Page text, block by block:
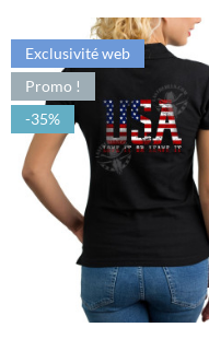
Exclusivité web
Promo !
-35%